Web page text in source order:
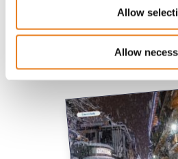
Allow
Allow
trasformando
ecosistema di sicurezza
e orientato al futuro.